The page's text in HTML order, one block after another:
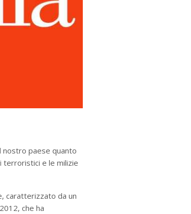
nostro paese quanto
terroristici e le milizie
caratterizzato da un
che ha